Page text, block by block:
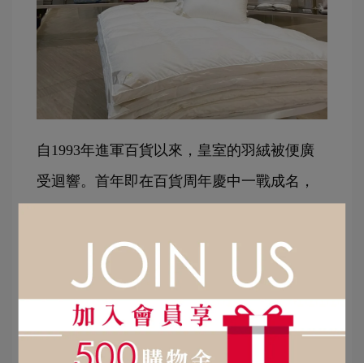
自1993年進軍百貨以來，皇室的羽絨被便廣
受迴響。首年即在百貨周年慶中一戰成名，
士積累了30年的經驗與能量，一生只做一條
被，30年磨一劍，奠定了品牌的深厚基礎。
這30年間，皇室羽毛工房所創造的頂級睡眠
環境，掀起了台灣使用羽絨被的風潮。